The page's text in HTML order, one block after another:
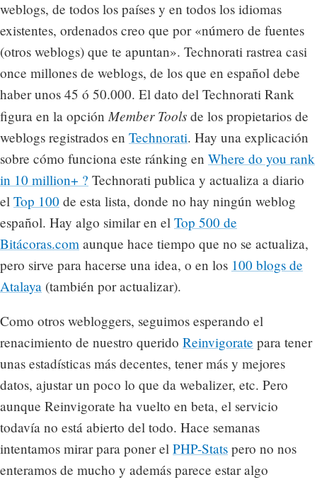
weblogs, de todos los países y en todos los idiomas
existentes, ordenados creo que por «número de fuentes
(otros weblogs) que te apuntan». Technorati rastrea casi
once millones de weblogs, de los que en español debe
haber unos 45 ó 50.000. El dato del Technorati Rank
figura en la opción Member Tools de los propietarios de
weblogs registrados en Technorati. Hay una explicación
sobre cómo funciona este ránking en Where do you rank
in 10 million+ ? Technorati publica y actualiza a diario
el Top 100 de esta lista, donde no hay ningún weblog
español. Hay algo similar en el Top 500 de
Bitácoras.com aunque hace tiempo que no se actualiza,
pero sirve para hacerse una idea, o en los 100 blogs de
Atalaya (también por actualizar).
Como otros webloggers, seguimos esperando el
renacimiento de nuestro querido Reinvigorate para tener
unas estadísticas más decentes, tener más y mejores
datos, ajustar un poco lo que da webalizer, etc. Pero
aunque Reinvigorate ha vuelto en beta, el servicio
todavía no está abierto del todo. Hace semanas
intentamos mirar para poner el PHP-Stats pero no nos
enteramos de mucho y además parece estar algo